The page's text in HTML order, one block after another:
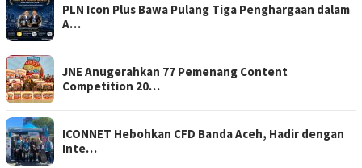
PLN Icon Plus Bawa Pulang Tiga Penghargaan dalam
A…
JNE Anugerahkan 77 Pemenang Content
Competition 20…
ICONNET Hebohkan CFD Banda Aceh, Hadir dengan
Inte…